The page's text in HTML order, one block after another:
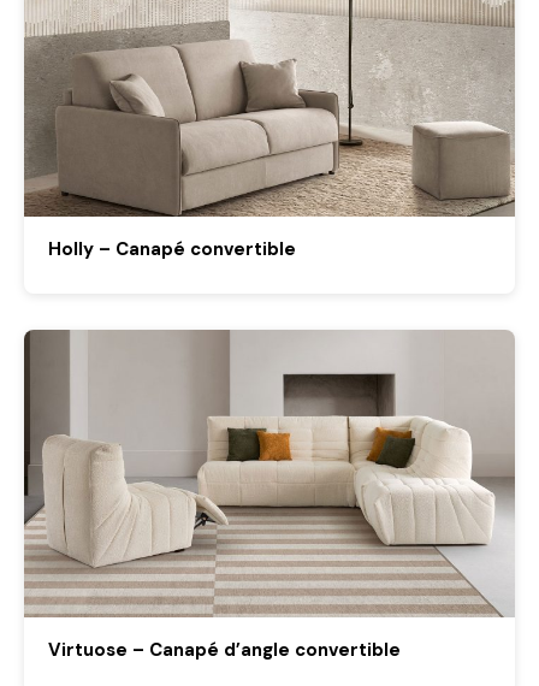
Holly – Canapé convertible
Virtuose – Canapé d’angle convertible